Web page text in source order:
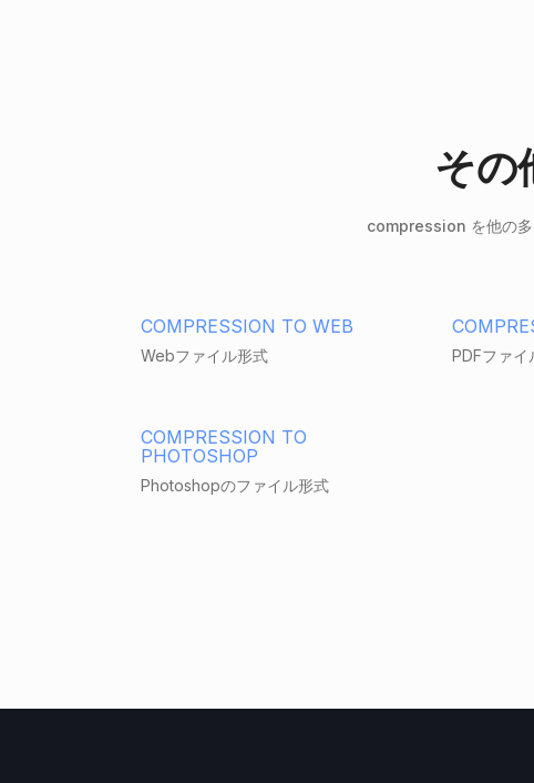
その
compression を他の多
COMPRESSION TO WEB
Webファイル形式 PDFファイ
COMPRESSION TO
PHOTOSHOP
Photoshopのファイル形式